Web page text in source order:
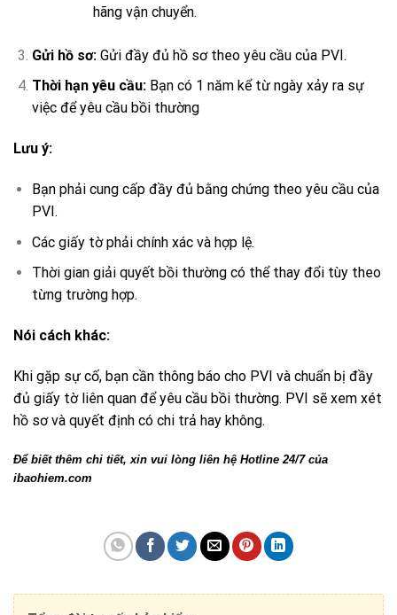
hãng vận chuyển.
Gửi hồ sơ:Gửi đầy đủ hồ sơ theo yêu cầu của PVI.
Thời hạn yêu cầu:Bạn có 1 năm kể từ ngày xảy ra sự
việc để yêu cầu bồi thường
Lưu ý:
Bạn phải cung cấp đầy đủ bằng chứng theo yêu cầu của
PVI.
Các giấy tờ phải chính xác và hợp lệ.
Thời gian giải quyết bồi thường có thể thay đổi tùy theo
từng trường hợp.
Nói cách khác:
Khi gặp sự cố, bạn cần thông báo cho PVI và chuẩn bị đầy
đủ giấy tờ liên quan để yêu cầu bồi thường. PVI sẽ xem xét
hồ sơ và quyết định có chi trả hay không.
Để biết thêm chi tiết, xin vui lòng liên hệ Hotline 24/7 của
ibaohiem.com